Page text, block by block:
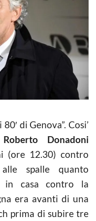
di Genova”. Cosi’
Roberto Donadoni
(ore 12.30) contro
spalle quanto
in casa contro la
era avanti di una
prima di subire tre